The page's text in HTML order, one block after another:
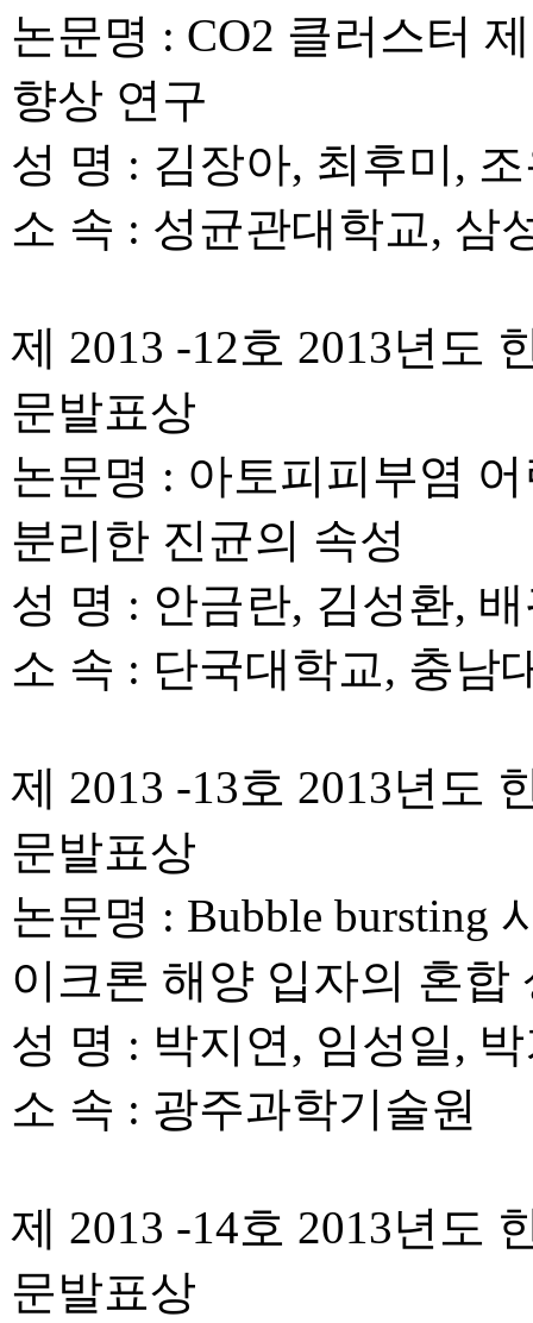
논문명 : CO2 클러스터
향상 연구
성 명 : 김장아, 최후미,
소 속 : 성균관대학교, 삼
제 2013 -12호 2013년도
문발표상
논문명 : 아토피피부염
분리한 진균의 속성
성 명 : 안금란, 김성환,
소 속 : 단국대학교, 충남
제 2013 -13호 2013년도
문발표상
논문명 : Bubble bursting
이크론 해양 입자의 혼합
성 명 : 박지연, 임성일,
소 속 : 광주과학기술원
제 2013 -14호 2013년도
문발표상